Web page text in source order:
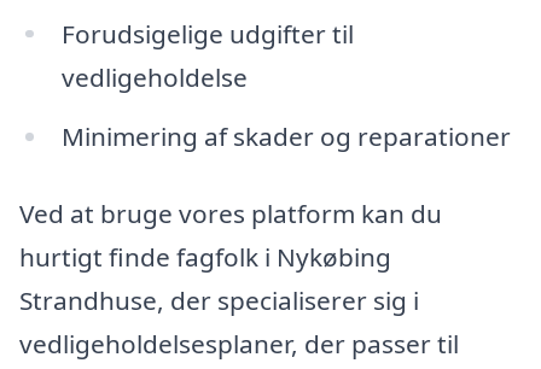
Forudsigelige udgifter til
vedligeholdelse
Minimering af skader og reparationer
Ved at bruge vores platform kan du
hurtigt finde fagfolk i Nykøbing
Strandhuse, der specialiserer sig i
vedligeholdelsesplaner, der passer til